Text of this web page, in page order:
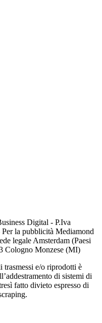
Digital - P.Iva
la pubblicità Mediamond
legale Amsterdam (Paesi
Cologno Monzese (MI)
trasmessi e/o riprodotti è
di sistemi di
fatto divieto espresso di